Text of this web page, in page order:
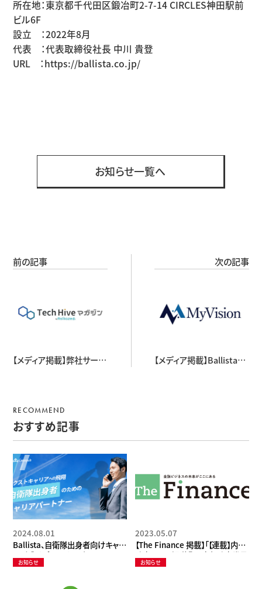
所在地：東京都千代田区鍛冶町2-7-14 CIRCLES神田駅前
ビル6F
設立 ：2022年8月
代表 ：代表取締役社長 中川 貴登
URL ：https://ballista.co.jp/
お知らせ一覧へ
前の記事
【メディア掲載】弊社サービ
最新】フリーランスエージェ
ントおすすめ比較25選！外
さない選び方も紹介」に掲
載されました
次の記事
【メディア掲載】Ballista
RECOMMEND
おすすめ記事
Ballista、自衛隊出身者向けキャリ
ア形成サポートサービス
「Catapult」を開始 ～自衛隊出身
2024.08.01
お知らせ
【The Finance 掲載】「【連載】内部
監査スキル解説② 内部監査発見
事項に対する深度ある根本原因分
2023.05.07
お知らせ